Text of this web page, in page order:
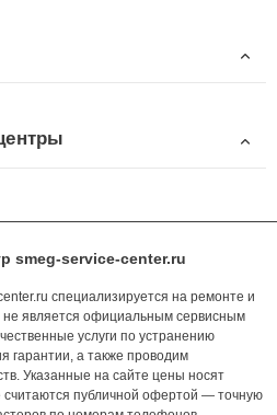
smeg-service-center.ru
специализируется на ремонте и
не является официальным сервисным
услуги по устранению
гарантии, а также проводим
Указанные на сайте цены носят
считаются публичной офертой — точную